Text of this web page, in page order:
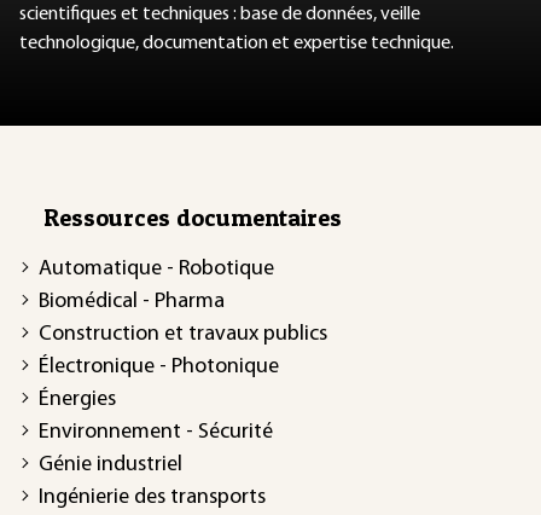
scientifiques et techniques : base de données, veille
technologique, documentation et expertise technique.
Ressources documentaires
Automatique - Robotique
Biomédical - Pharma
Construction et travaux publics
Électronique - Photonique
Énergies
Environnement - Sécurité
Génie industriel
Ingénierie des transports